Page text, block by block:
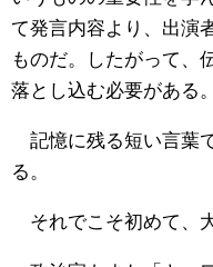
て発言内容より、出演
ものだ。したがって、
落とし込む必要がある。
記憶に残る短い言葉
る。
それでこそ初めて、